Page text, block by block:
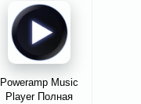
Poweramp Music
Player Полная